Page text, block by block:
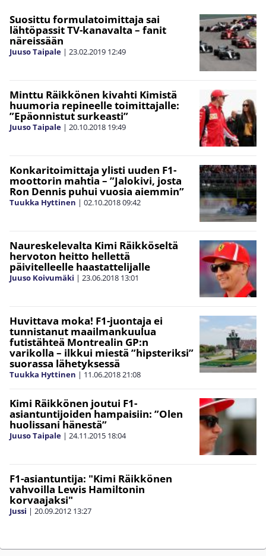
Suosittu formulatoimittaja sai
lähtöpassit TV-kanavalta – fanit
näreissään
Juuso Taipale | 23.02.2019 12:49
Minttu Räikkönen kivahti Kimistä
huumoria repineelle toimittajalle:
”Epäonnistut surkeasti”
Juuso Taipale | 20.10.2018 19:49
Konkaritoimittaja ylisti uuden F1-
moottorin mahtia – ”Jalokivi, josta
Ron Dennis puhui vuosia aiemmin”
Tuukka Hyttinen | 02.10.201809:42
Naureskelevalta Kimi Räikköseltä
hervoton heitto hellettä
päivitelleelle haastattelijalle
Juuso Koivumäki | 23.06.2018 13:01
Huvittava moka! F1-juontaja ei
tunnistanut maailmankuulua
futistähteä Montrealin GP:n
varikolla – ilkkui miestä ”hipsteriksi”
suorassa lähetyksessä
Tuukka Hyttinen | 11.06.201821:08
Kimi Räikkönen joutui F1-
asiantuntijoiden hampaisiin: ”Olen
huolissani hänestä”
Juuso Taipale | 24.11.2015 18:04
F1-asiantuntija: "Kimi Räikkönen
vahvoilla Lewis Hamiltonin
korvaajaksi"
Jussi | 20.09.2012 13:27